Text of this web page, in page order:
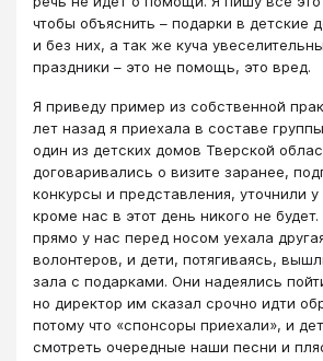
чтобы объяснить – подарки в детские
и без них, а так же куча
праздники – это не помощь, это вред.
Я приведу пример из собственной
лет назад я приехала в составе
один из детских домов Тверской
договаривались о визите заранее,
конкурсы и представления, уточнили у
кроме нас в этот день никого не
прямо у нас перед носом уехала
волонтеров, и дети, потягиваясь,
зала с подарками. Они надеялись
но директор им сказал срочно идти
потому что «спонсоры приехали», и
смотреть очередные наши песни и